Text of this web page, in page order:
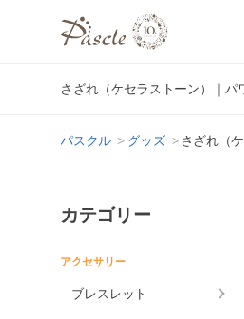
さざれ（ケセラストーン）｜
パスクル グッズ さざれ（
カテゴリー
アクセサリー
ブレスレット